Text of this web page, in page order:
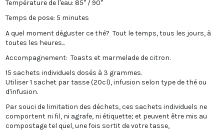
Température de l'eau: 85° / 90°
Temps de pose: 5 minutes
A quel moment déguster ce thé? Tout le temps, tous les jours, à
toutes les heures...
Accompagnement: Toasts et marmelade de citron.
15 sachets individuels dosés à 3 grammes.
Utiliser 1 sachet par tasse (20cl), infusion selon type de thé ou
d'infusion.
Par souci de limitation des déchets, ces sachets individuels ne
comportent ni fil, ni agrafe, ni étiquette; et peuvent être mis au
compostage tel quel, une fois sortit de votre tasse,